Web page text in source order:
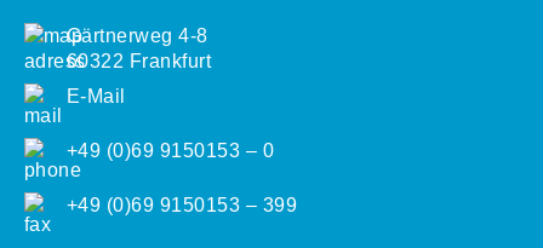
Gärtnerweg 4-8
60322 Frankfurt
E-Mail
+49 (0)69 9150153 – 0
+49 (0)69 9150153 – 399